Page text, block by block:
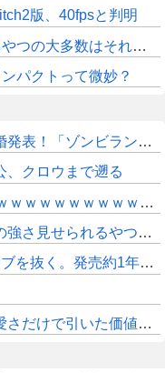
版、40fpsと判明
の雑魚だから聞く耳持つだけムダよ
パクトって微妙？
のサクナヒメ」ココロワヒメなど活躍。おめでとうございます！！
、クロウまで遡る
ｗｗｗｗｗｗｗｗｗｗ
せられるやつ一番すき
発売約1年で2368万台突破
けで引いた価値ある！